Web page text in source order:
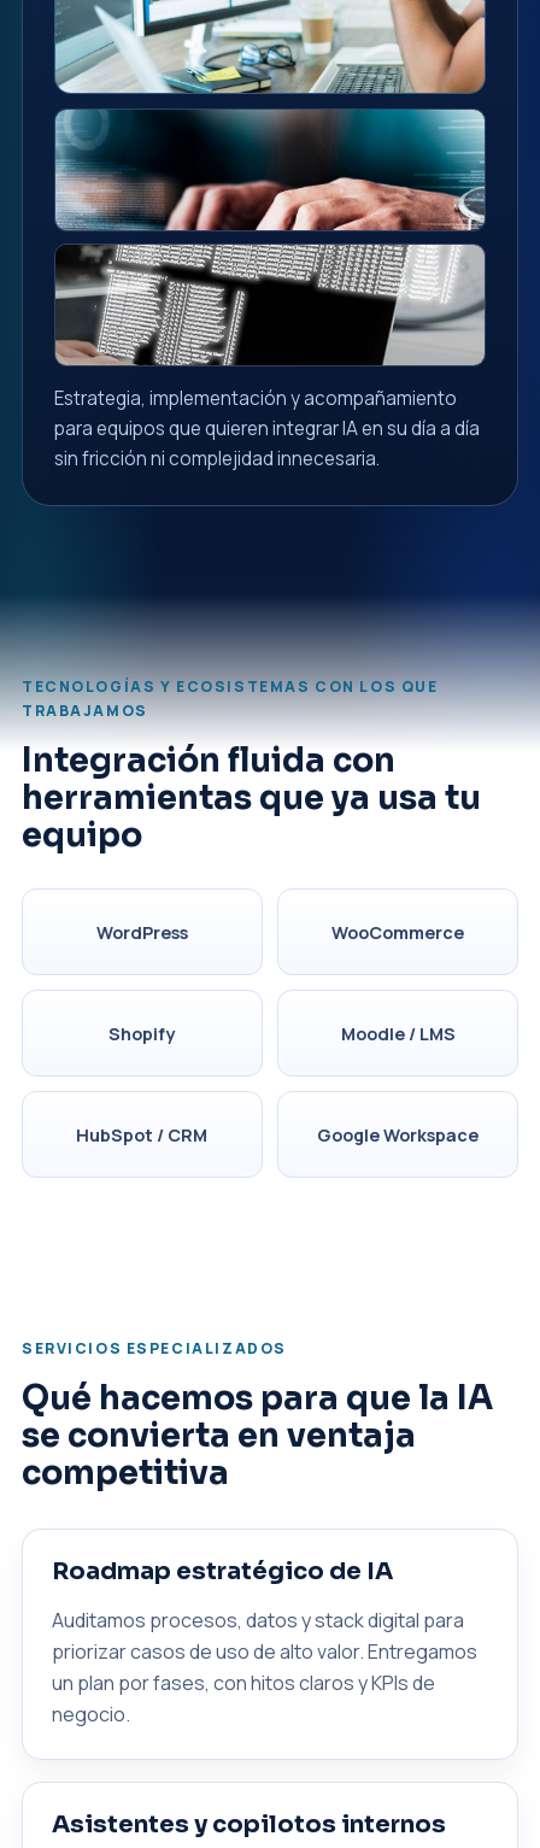
Estrategia, implementación y acompañamiento
para equipos que quieren integrar IA en su día a día
sin fricción ni complejidad innecesaria.
TECNOLOGÍAS Y ECOSISTEMAS CON LOS QUE
TRABAJAMOS
Integración fluida con
herramientas que ya usa tu
equipo
WordPress WooCommerce
Shopify Moodle / LMS
HubSpot / CRM Google Workspace
SERVICIOS ESPECIALIZADOS
Qué hacemos para que la IA
se convierta en ventaja
competitiva
Roadmap estratégico de IA
Auditamos procesos, datos y stack digital para
priorizar casos de uso de alto valor. Entregamos
un plan por fases, con hitos claros y KPIs de
negocio.
Asistentes y copilotos internos